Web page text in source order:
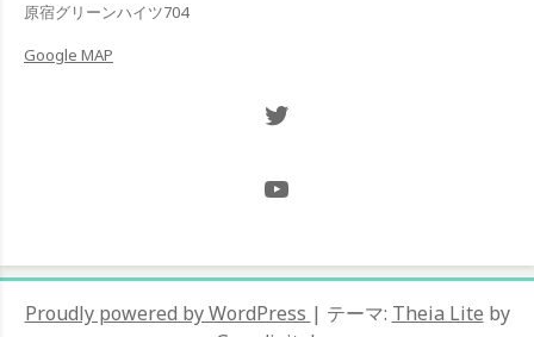
原宿グリーンハイツ704
Google MAP
Proudly powered by WordPress | テーマ: Theia Lite by